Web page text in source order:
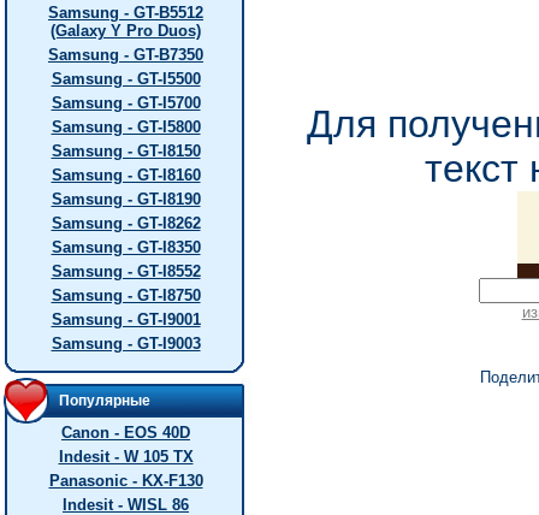
Samsung - GT-B5512
(Galaxy Y Pro Duos)
Samsung - GT-B7350
Samsung - GT-I5500
Samsung - GT-I5700
Samsung - GT-I5800
Samsung - GT-I8150
Samsung - GT-I8160
Samsung - GT-I8190
Samsung - GT-I8262
Samsung - GT-I8350
Samsung - GT-I8552
Samsung - GT-I8750
Samsung - GT-I9001
Samsung - GT-I9003
Популярные
Canon - EOS 40D
Indesit - W 105 TX
Panasonic - KX-F130
Indesit - WISL 86
Для
текст